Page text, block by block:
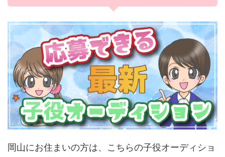
岡山にお住まいの方は、こちらの子役オーディショ